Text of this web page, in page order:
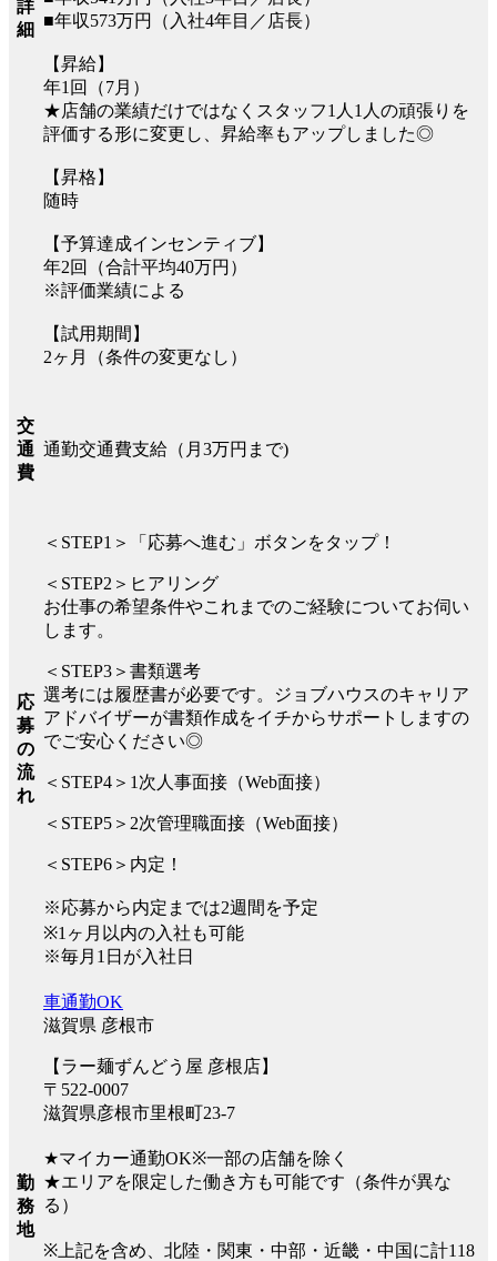
詳
細
■年収573万円（入社4年目／店長）
【昇給】
年1回（7月）
★店舗の業績だけではなくスタッフ1人1人の頑張りを
評価する形に変更し、昇給率もアップしました◎
【昇格】
随時
【予算達成インセンティブ】
年2回（合計平均40万円）
※評価業績による
【試用期間】
2ヶ月（条件の変更なし）
交
通
費
通勤交通費支給（月3万円まで)
応
募
の
流
れ
＜STEP1＞「応募へ進む」ボタンをタップ！
＜STEP2＞ヒアリング
お仕事の希望条件やこれまでのご経験についてお伺い
します。
＜STEP3＞書類選考
選考には履歴書が必要です。ジョブハウスのキャリア
アドバイザーが書類作成をイチからサポートしますの
でご安心ください◎
＜STEP4＞1次人事面接（Web面接）
＜STEP5＞2次管理職面接（Web面接）
＜STEP6＞内定！
※応募から内定までは2週間を予定
※1ヶ月以内の入社も可能
※毎月1日が入社日
勤
務
地
車通勤OK
滋賀県 彦根市
【ラー麺ずんどう屋 彦根店】
〒522-0007
滋賀県彦根市里根町23-7
★マイカー通勤OK※一部の店舗を除く
★エリアを限定した働き方も可能です（条件が異な
る）
※上記を含め、北陸・関東・中部・近畿・中国に計118